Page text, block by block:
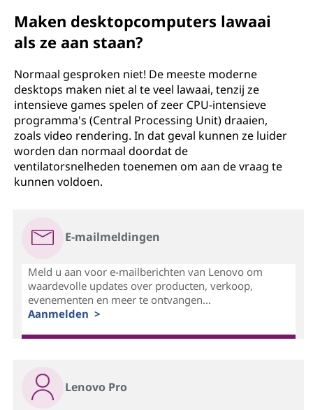
Maken desktopcomputers lawaai
als ze aan staan?
Normaal gesproken niet! De meeste moderne
desktops maken niet al te veel lawaai, tenzij ze
intensieve games spelen of zeer CPU-intensieve
programma's (Central Processing Unit) draaien,
zoals video rendering. In dat geval kunnen ze luider
worden dan normaal doordat de
ventilatorsnelheden toenemen om aan de vraag te
kunnen voldoen.
E-mailmeldingen
Meld u aan voor e-mailberichten van Lenovo om
waardevolle updates over producten, verkoop,
evenementen en meer te ontvangen...
Aanmelden >
Lenovo Pro